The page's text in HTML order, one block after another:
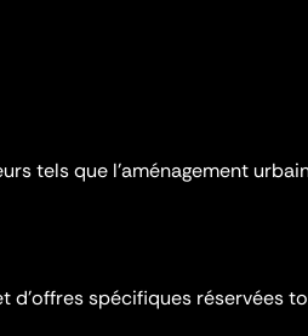
tels que l'aménagement
d’offres spécifiques réservées